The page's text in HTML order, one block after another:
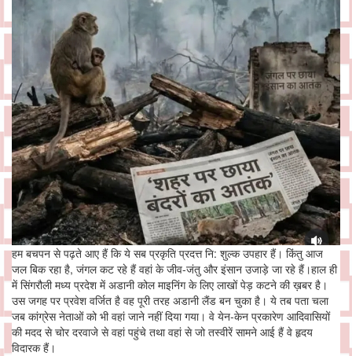
हम बचपन से पढ़ते आए हैं कि ये सब प्रकृति प्रदत्त नि: शुल्क उपहार हैं। किंतु आज
जल बिक रहा है, जंगल कट रहे हैं वहां के जीव-जंतु और इंसान उजाड़े जा रहे हैं।हाल ही
में सिंगरौली मध्य प्रदेश में अडानी कोल माइनिंग के लिए लाखों पेड़ कटने की ख़बर है।
उस जगह पर प्रवेश वर्जित है वह पूरी तरह अडानी लैंड बन चुका है। ये तब पता चला
जब कांग्रेस नेताओं को भी वहां जाने नहीं दिया गया। वे येन-केन प्रकारेण आदिवासियों
की मदद से चोर दरवाजे से वहां पहुंचे तथा वहां से जो तस्वीरें सामने आई हैं वे हृदय
विदारक हैं।